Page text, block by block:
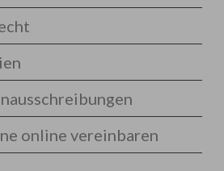
online vereinbaren